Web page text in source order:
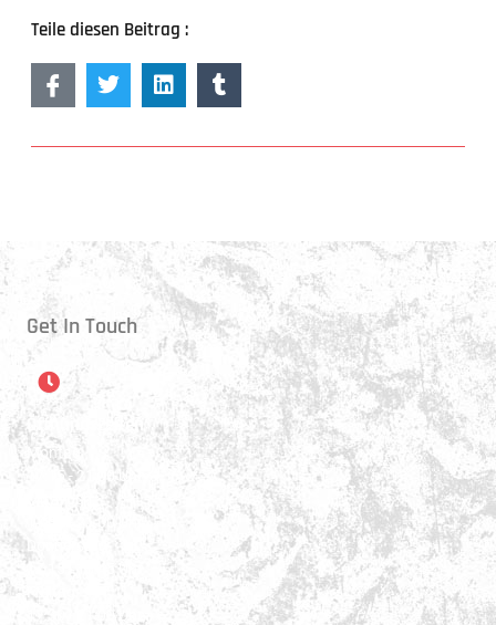
Teile diesen Beitrag :
Get In Touch
Öffnungszeiten
Montag:
17:15 - 21:00 Uhr
Mittwoch:
17:30 - 21:00 Uhr
Donnerstag:
17:15 - 18:45 Uhr
17:30 - 21:00 Uhr